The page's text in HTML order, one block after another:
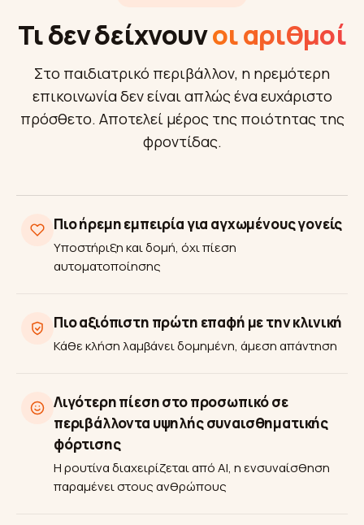
Τι δεν δείχνουνοι αριθμοί
Στο παιδιατρικό περιβάλλον, η ηρεμότερη
επικοινωνία δεν είναι απλώς ένα ευχάριστο
πρόσθετο. Αποτελεί μέρος της ποιότητας της
φροντίδας.
Πιο ήρεμη εμπειρία για αγχωμένους γονείς
Υποστήριξη και δομή, όχι πίεση
αυτοματοποίησης
Πιο αξιόπιστη πρώτη επαφή με την κλινική
Κάθε κλήση λαμβάνει δομημένη, άμεση απάντηση
Λιγότερη πίεση στο προσωπικό σε
περιβάλλοντα υψηλής συναισθηματικής
φόρτισης
Η ρουτίνα διαχειρίζεται από AI, η ενσυναίσθηση
παραμένει στους ανθρώπους